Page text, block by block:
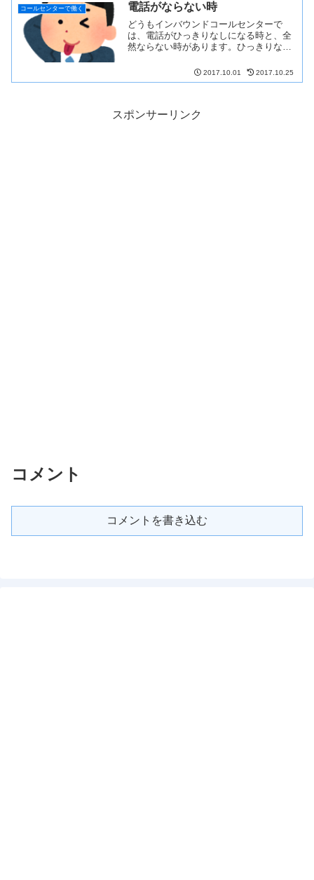
コールセンターで働く 電話がならない時
どうもインバウンドコールセンターで
は、電話がひっきりなしになる時と、全
然ならない時があります。ひっきりなし
ですが、逆に1時間...2017.10.01 2017.10.25
スポンサーリンク
コメント
コメントを書き込む